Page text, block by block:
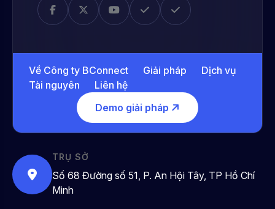
Về Công ty BConnect Giải pháp
Dịch vụ
Tài nguyên
Liên hệ
Demo giải pháp
TRỤ SỞ
Số 68 Đường số 51, P. An Hội Tây, TP Hồ Chí
Minh